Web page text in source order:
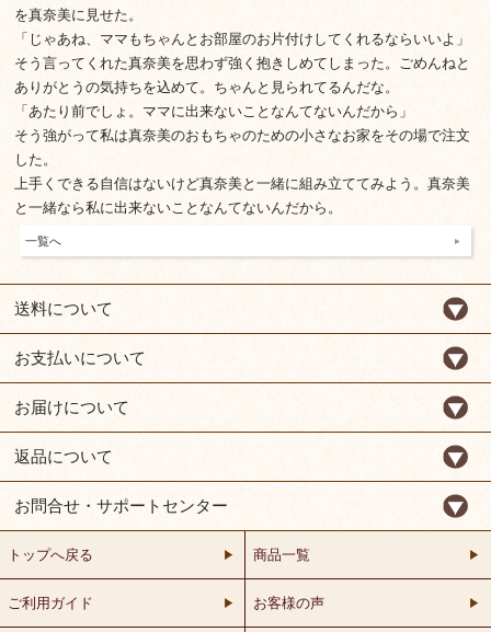
を真奈美に見せた。
「じゃあね、ママもちゃんとお部屋のお片付けしてくれるならいいよ」
そう言ってくれた真奈美を思わず強く抱きしめてしまった。ごめんねと
ありがとうの気持ちを込めて。ちゃんと見られてるんだな。
「あたり前でしょ。ママに出来ないことなんてないんだから」
そう強がって私は真奈美のおもちゃのための小さなお家をその場で注文
した。
上手くできる自信はないけど真奈美と一緒に組み立ててみよう。真奈美
と一緒なら私に出来ないことなんてないんだから。
一覧へ
送料について
お支払いについて
お届けについて
返品について
お問合せ・サポートセンター
トップへ戻る 商品一覧
ご利用ガイド お客様の声